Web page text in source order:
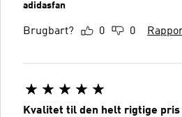
adidasfan
Brugbart? 0 0
Kvalitet til den helt rigtige pris